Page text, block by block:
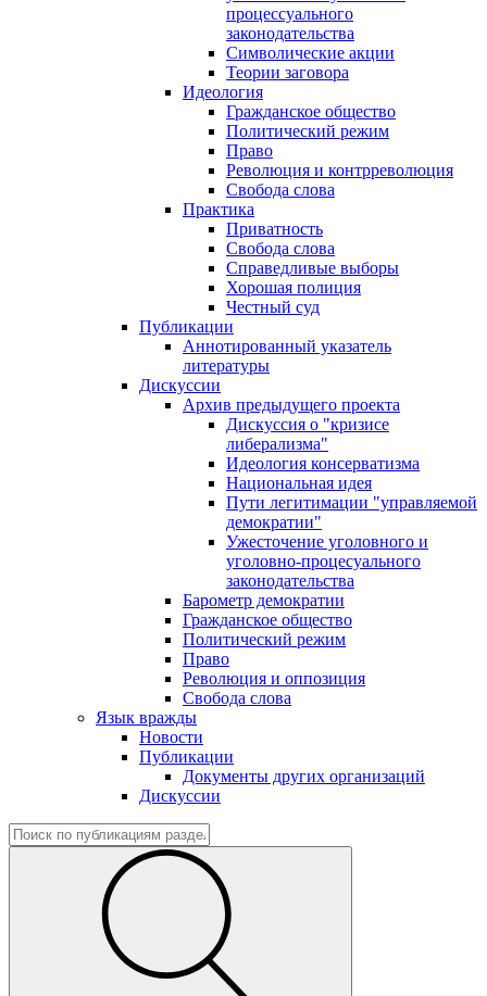
процессуального
законодательства
Символические акции
Теории заговора
Идеология
Гражданское общество
Политический режим
Право
Революция и контрреволюция
Свобода слова
Практика
Приватность
Свобода слова
Справедливые выборы
Хорошая полиция
Честный суд
Публикации
Аннотированный указатель
литературы
Дискуссии
Архив предыдущего проекта
Дискуссия о "кризисе
либерализма"
Идеология консерватизма
Национальная идея
Пути легитимации "управляемой
демократии"
Ужесточение уголовного и
уголовно-процесуального
законодательства
Барометр демократии
Гражданское общество
Политический режим
Право
Революция и оппозиция
Свобода слова
Язык вражды
Новости
Публикации
Документы других организаций
Дискуссии